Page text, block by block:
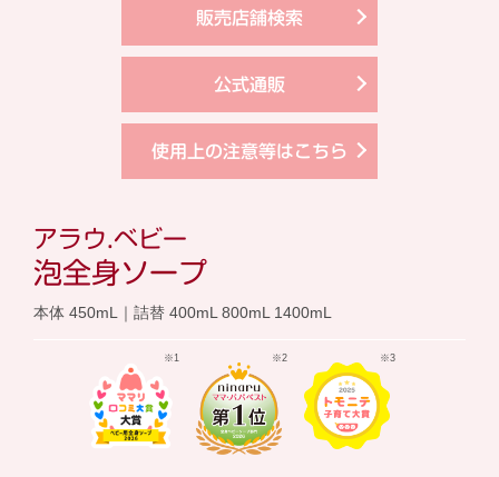
販売店舗検索
公式通販
使用上の注意等はこちら
アラウ.ベビー
泡全身ソープ
本体 450mL｜詰替 400mL 800mL 1400mL
※1 ※2 ※3